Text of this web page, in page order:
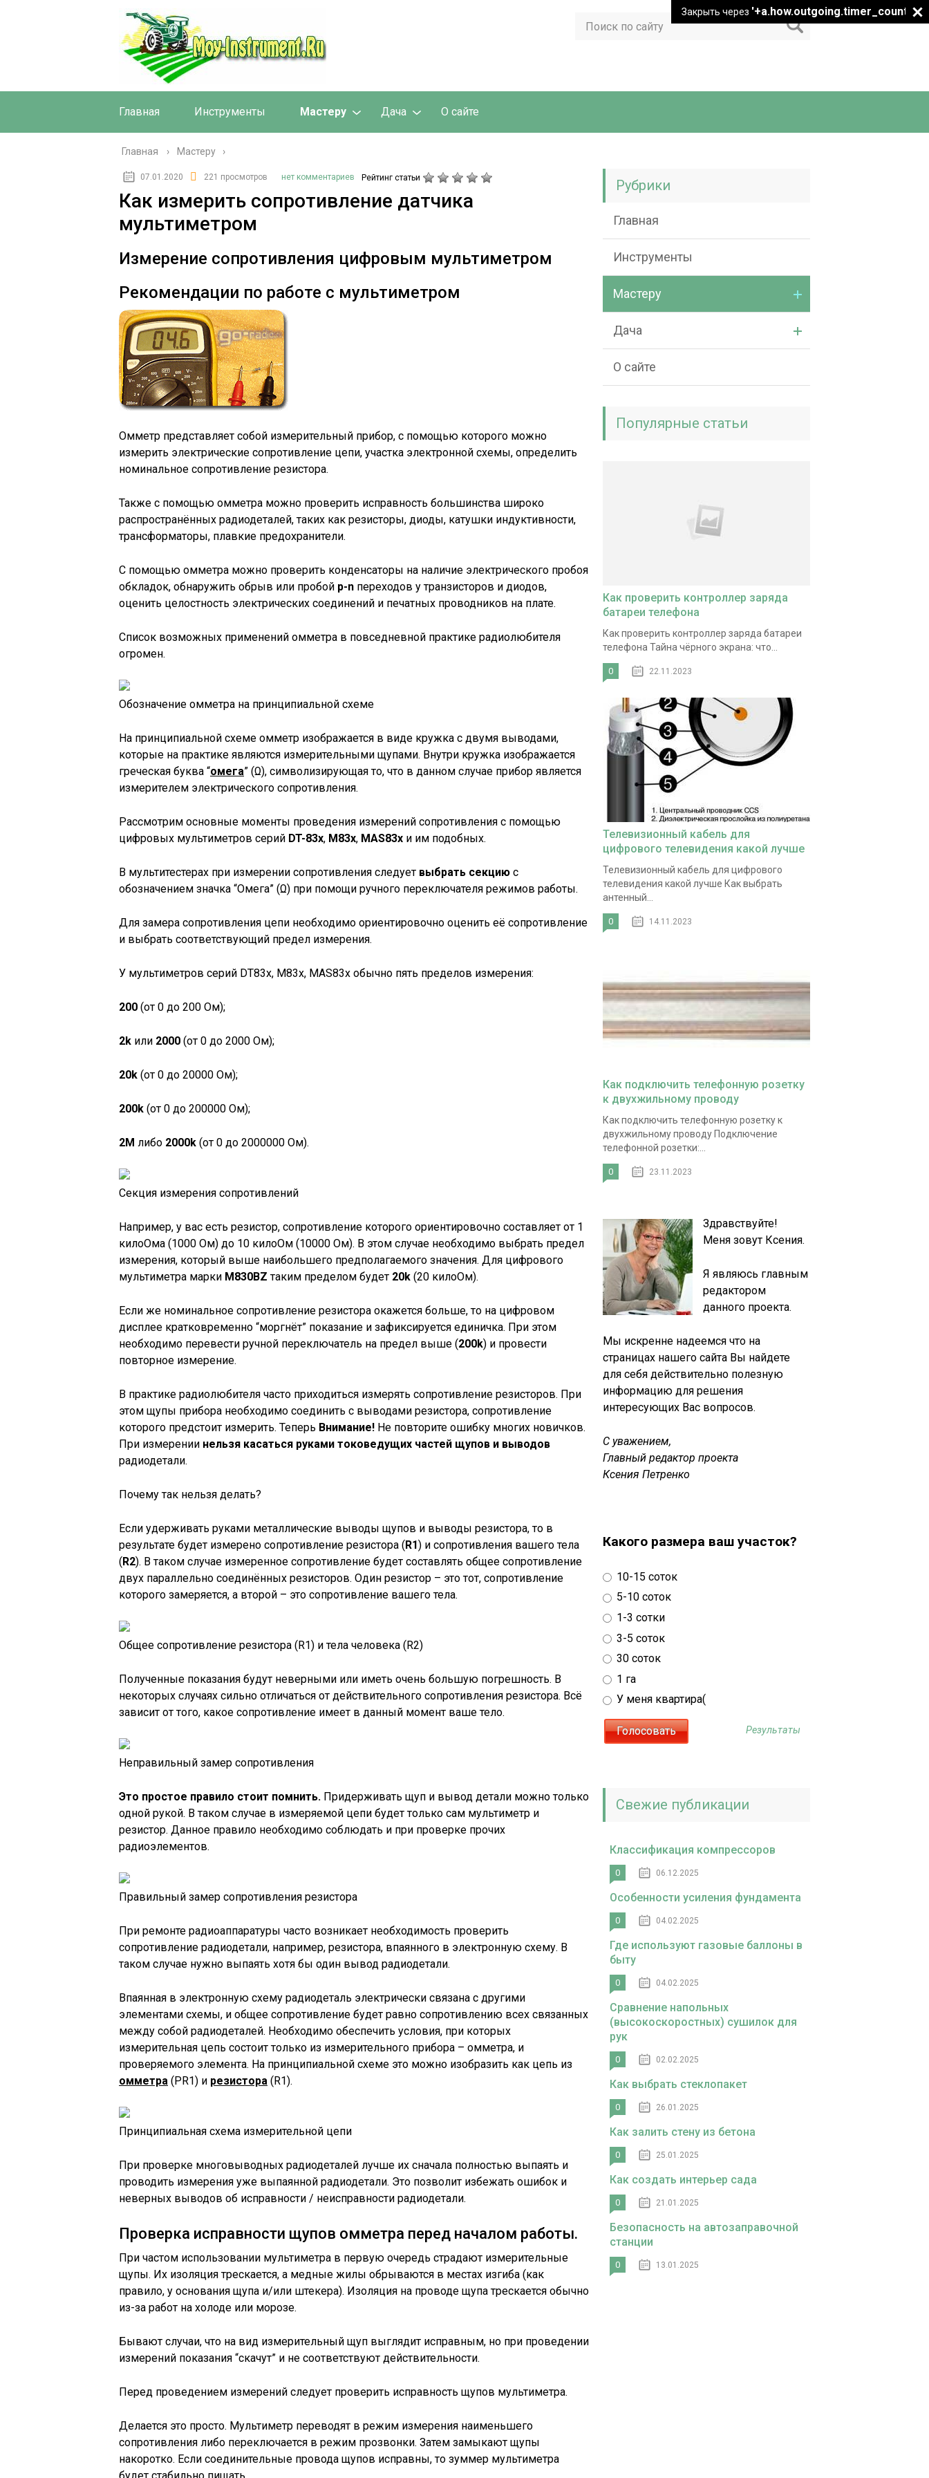
Главная Инструменты Мастеру Дача О сайте
Главная › Мастеру
07.01.2020 221 просмотров нет комментариев Рейтинг статьи
Как измерить сопротивление датчика
мультиметром
Измерение сопротивления цифровым мультиметром
Рекомендации по работе с мультиметром
Омметр представляет собой измерительный прибор, с помощью которого можно
измерить электрические сопротивление цепи, участка электронной схемы, определить
номинальное сопротивление резистора.
Также с помощью омметра можно проверить исправность большинства широко
распространённых радиодеталей, таких как резисторы, диоды, катушки индуктивности,
трансформаторы, плавкие предохранители.
С помощью омметра можно проверить конденсаторы на наличие электрического пробоя
обкладок, обнаружить обрыв или пробой p-n переходов у транзисторов и диодов,
оценить целостность электрических соединений и печатных проводников на плате.
Список возможных применений омметра в повседневной практике радиолюбителя
огромен.
Обозначение омметра на принципиальной схеме
На принципиальной схеме омметр изображается в виде кружка с двумя выводами,
которые на практике являются измерительными щупами. Внутри кружка изображается
греческая буква “омега” (Ω), символизирующая то, что в данном случае прибор является
измерителем электрического сопротивления.
Рассмотрим основные моменты проведения измерений сопротивления с помощью
цифровых мультиметров серий DT-83x, M83x, MAS83x и им подобных.
В мультитестерах при измерении сопротивления следует выбрать секцию с
обозначением значка “Омега” (Ω) при помощи ручного переключателя режимов работы.
Для замера сопротивления цепи необходимо ориентировочно оценить её сопротивление
и выбрать соответствующий предел измерения.
У мультиметров серий DT83x, M83x, MAS83x обычно пять пределов измерения:
200 (от 0 до 200 Ом);
2k или 2000 (от 0 до 2000 Ом);
20k (от 0 до 20000 Ом);
200k (от 0 до 200000 Ом);
2М либо 2000k (от 0 до 2000000 Ом).
Секция измерения сопротивлений
Например, у вас есть резистор, сопротивление которого ориентировочно составляет от 1
килоОма (1000 Ом) до 10 килоОм (10000 Ом). В этом случае необходимо выбрать предел
измерения, который выше наибольшего предполагаемого значения. Для цифрового
мультиметра марки M830BZ таким пределом будет 20k (20 килоОм).
Если же номинальное сопротивление резистора окажется больше, то на цифровом
дисплее кратковременно “моргнёт” показание и зафиксируется единичка. При этом
необходимо перевести ручной переключатель на предел выше (200k) и провести
повторное измерение.
В практике радиолюбителя часто приходиться измерять сопротивление резисторов. При
этом щупы прибора необходимо соединить с выводами резистора, сопротивление
которого предстоит измерить. Теперь Внимание! Не повторите ошибку многих новичков.
При измерении нельзя касаться руками токоведущих частей щупов и выводов
радиодетали.
Почему так нельзя делать?
Если удерживать руками металлические выводы щупов и выводы резистора, то в
результате будет измерено сопротивление резистора (R1) и сопротивления вашего тела
(R2). В таком случае измеренное сопротивление будет составлять общее сопротивление
двух параллельно соединённых резисторов. Один резистор – это тот, сопротивление
которого замеряется, а второй – это сопротивление вашего тела.
Общее сопротивление резистора (R1) и тела человека (R2)
Полученные показания будут неверными или иметь очень большую погрешность. В
некоторых случаях сильно отличаться от действительного сопротивления резистора. Всё
зависит от того, какое сопротивление имеет в данный момент ваше тело.
Неправильный замер сопротивления
Это простое правило стоит помнить. Придерживать щуп и вывод детали можно только
одной рукой. В таком случае в измеряемой цепи будет только сам мультиметр и
резистор. Данное правило необходимо соблюдать и при проверке прочих
радиоэлементов.
Правильный замер сопротивления резистора
При ремонте радиоаппаратуры часто возникает необходимость проверить
сопротивление радиодетали, например, резистора, впаянного в электронную схему. В
таком случае нужно выпаять хотя бы один вывод радиодетали.
Впаянная в электронную схему радиодеталь электрически связана с другими
элементами схемы, и общее сопротивление будет равно сопротивлению всех связанных
между собой радиодеталей. Необходимо обеспечить условия, при которых
измерительная цепь состоит только из измерительного прибора – омметра, и
проверяемого элемента. На принципиальной схеме это можно изобразить как цепь из
омметра (PR1) и резистора (R1).
Принципиальная схема измерительной цепи
При проверке многовыводных радиодеталей лучше их сначала полностью выпаять и
проводить измерения уже выпаянной радиодетали. Это позволит избежать ошибок и
неверных выводов об исправности / неисправности радиодетали.
Проверка исправности щупов омметра перед началом работы.
При частом использовании мультиметра в первую очередь страдают измерительные
щупы. Их изоляция трескается, а медные жилы обрываются в местах изгиба (как
правило, у основания щупа и/или штекера). Изоляция на проводе щупа трескается обычно
из-за работ на холоде или морозе.
Бывают случаи, что на вид измерительный щуп выглядит исправным, но при проведении
измерений показания “скачут” и не соответствуют действительности.
Перед проведением измерений следует проверить исправность щупов мультиметра.
Делается это просто. Мультиметр переводят в режим измерения наименьшего
сопротивления либо переключается в режим прозвонки. Затем замыкают щупы
накоротко. Если соединительные провода щупов исправны, то зуммер мультиметра
Рубрики
Главная
Инструменты
Мастеру
Дача
О сайте
Популярные статьи
Как проверить контроллер заряда
батареи телефона
Как проверить контроллер заряда батареи
телефона Тайна чёрного экрана: что...
0 22.11.2023
Телевизионный кабель для
цифрового телевидения какой лучше
Телевизионный кабель для цифрового
телевидения какой лучше Как выбрать
антенный...
0 14.11.2023
Как подключить телефонную розетку
к двухжильному проводу
Как подключить телефонную розетку к
двухжильному проводу Подключение
телефонной розетки:...
0 23.11.2023
Здравствуйте!
Меня зовут Ксения.
Я являюсь главным
редактором
данного проекта.
Мы искренне надеемся что на
страницах нашего сайта Вы найдете
для себя действительно полезную
информацию для решения
интересующих Вас вопросов.
С уважением,
Главный редактор проекта
Ксения Петренко
Какого размера ваш участок?
10-15 соток
5-10 соток
1-3 сотки
3-5 соток
30 соток
1 га
У меня квартира(
Результаты
Свежие публикации
Классификация компрессоров
0 06.12.2025
Особенности усиления фундамента
0 04.02.2025
Где используют газовые баллоны в
быту
0 04.02.2025
Сравнение напольных
(высокоскоростных) сушилок для
рук
0 02.02.2025
Как выбрать стеклопакет
0 26.01.2025
Как залить стену из бетона
0 25.01.2025
Как создать интерьер сада
0 21.01.2025
Безопасность на автозаправочной
станции
0 13.01.2025
Закрыть через '+a.how.outgoing.timer_count+"